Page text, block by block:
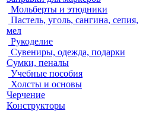
Мольберты и этюдники
Пастель, уголь, сангина, сепия,
мел
Рукоделие
Сувениры, одежда, подарки
Сумки, пеналы
Учебные пособия
Холсты и основы
Черчение
Конструкторы